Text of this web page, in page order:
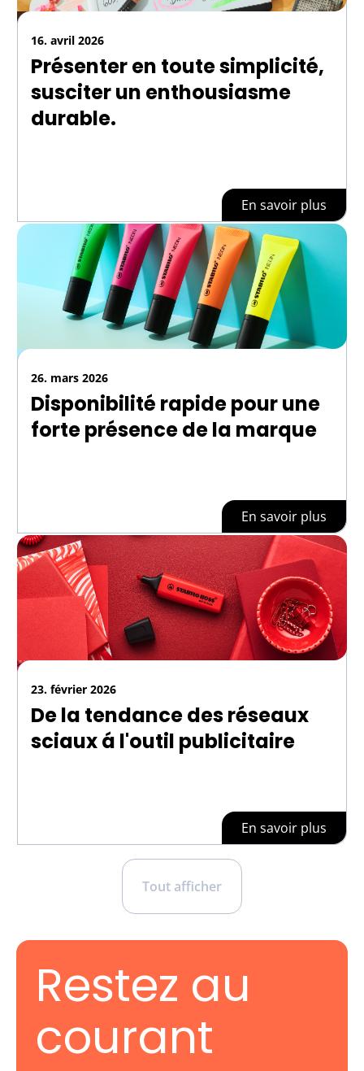
16. avril 2026
Présenter en toute simplicité,
susciter un enthousiasme
durable.
En savoir plus
26. mars 2026
Disponibilité rapide pour une
forte présence de la marque
En savoir plus
23. février 2026
De la tendance des réseaux
sciaux á l'outil publicitaire
En savoir plus
Tout afficher
Restez au
courant